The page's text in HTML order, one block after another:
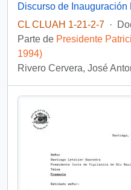
CL CLUAH 1-21-2-7 ·
Parte de Presidente
1994)
Rivero Cervera, José